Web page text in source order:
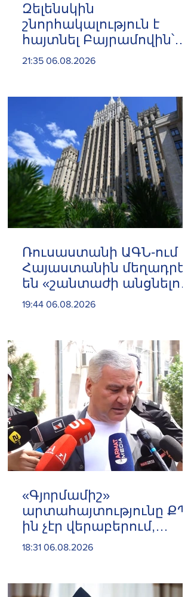
Զելենսկին
շնորհակալություն է
հայտնել Բայրամովին՝
Ադրբեջանի էներգետիկ
նաև կառուցողական
երկխոսության համար
21:35 06.08.2026
Ռուսաստանի ԱԳՆ-ում
Հայաստանին մեղադրել
են «շանտաժի անցնելու
փորձերի» մեջ
19:44 06.08.2026
«Գյnրմամիշ»
արտահայտությունը ՔՊ-
ին չէր վերաբերում,
ինձնից բիզնես
Կարապետյան
18:31 06.08.2026